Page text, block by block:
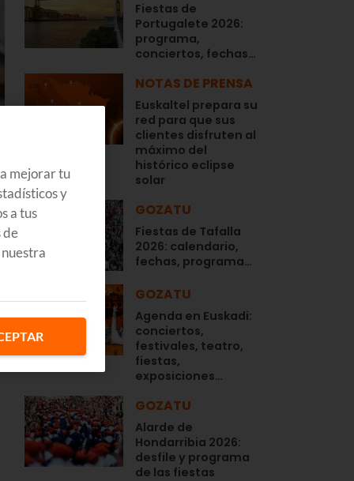
Fiestas de
Portugalete 2026:
programa,
conciertos, fechas…
NOTAS DE PRENSA
Euskaltel prepara su
red para que sus
clientes disfruten al
máximo del
histórico eclipse
solar
GOZATU
Fiestas de Tafalla
2026: calendario,
fechas, programa…
GOZATU
Agenda en Euskadi:
conciertos,
festivales, teatro,
fiestas,
exposiciones…
GOZATU
Alarde de
Hondarribia 2026:
desfile y programa
de las fiestas
mejorar tu
y
a tus
de